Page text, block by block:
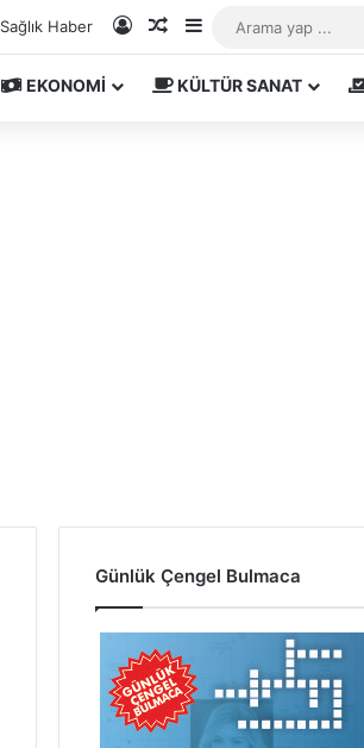
Sağlık Haber Kayıt OlRastgele Makale
Kenar Bölmesi
EKONOMİ KÜLTÜR SANAT
Günlük Çengel Bulmaca